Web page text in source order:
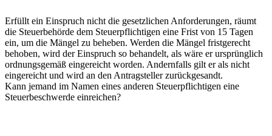
Erfüllt ein Einspruch nicht die gesetzlichen Anforderungen, räumt
die Steuerbehörde dem Steuerpflichtigen eine Frist von 15 Tagen
ein, um die Mängel zu beheben. Werden die Mängel fristgerecht
behoben, wird der Einspruch so behandelt, als wäre er ursprünglich
ordnungsgemäß eingereicht worden. Andernfalls gilt er als nicht
eingereicht und wird an den Antragsteller zurückgesandt.
Kann jemand im Namen eines anderen Steuerpflichtigen eine
Steuerbeschwerde einreichen?